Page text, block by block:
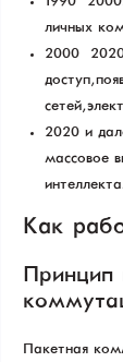
личных
2000 –
доступ,
сетей,
2020 и
массовое
Как
Принцип
Пакетная